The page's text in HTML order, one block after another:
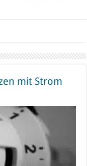
mit Strom